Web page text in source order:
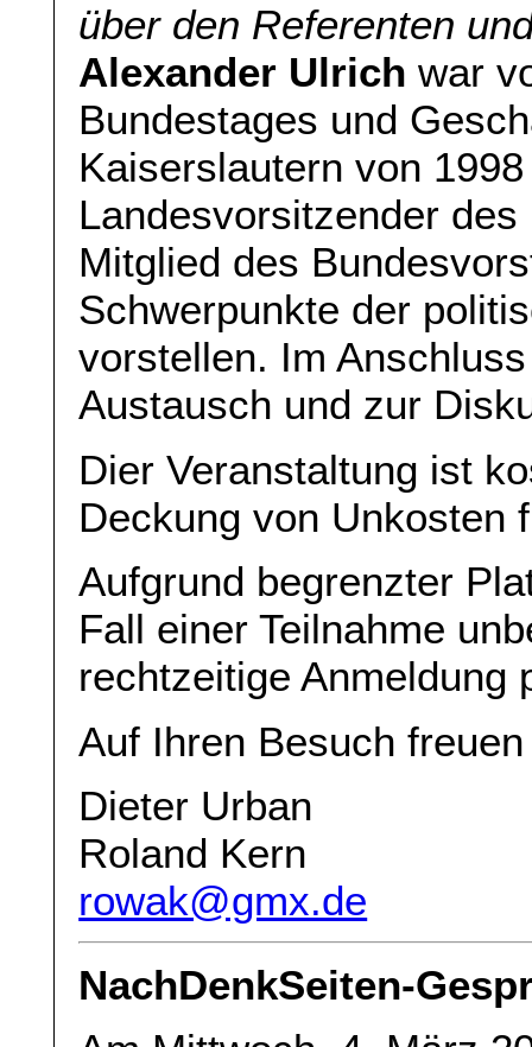
über den Referenten
Alexander Ulrich war
Bundestages und
Kaiserslautern von
Landesvorsitzender
Mitglied des
Schwerpunkte der
vorstellen. Im
Austausch und zur
Dier Veranstaltung ist
Deckung von Unkosten
Aufgrund begrenzter
Fall einer Teilnahme
rechtzeitige Anmeldung
Auf Ihren Besuch
Dieter Urban
Roland Kern
rowak@gmx.de
NachDenkSeiten-